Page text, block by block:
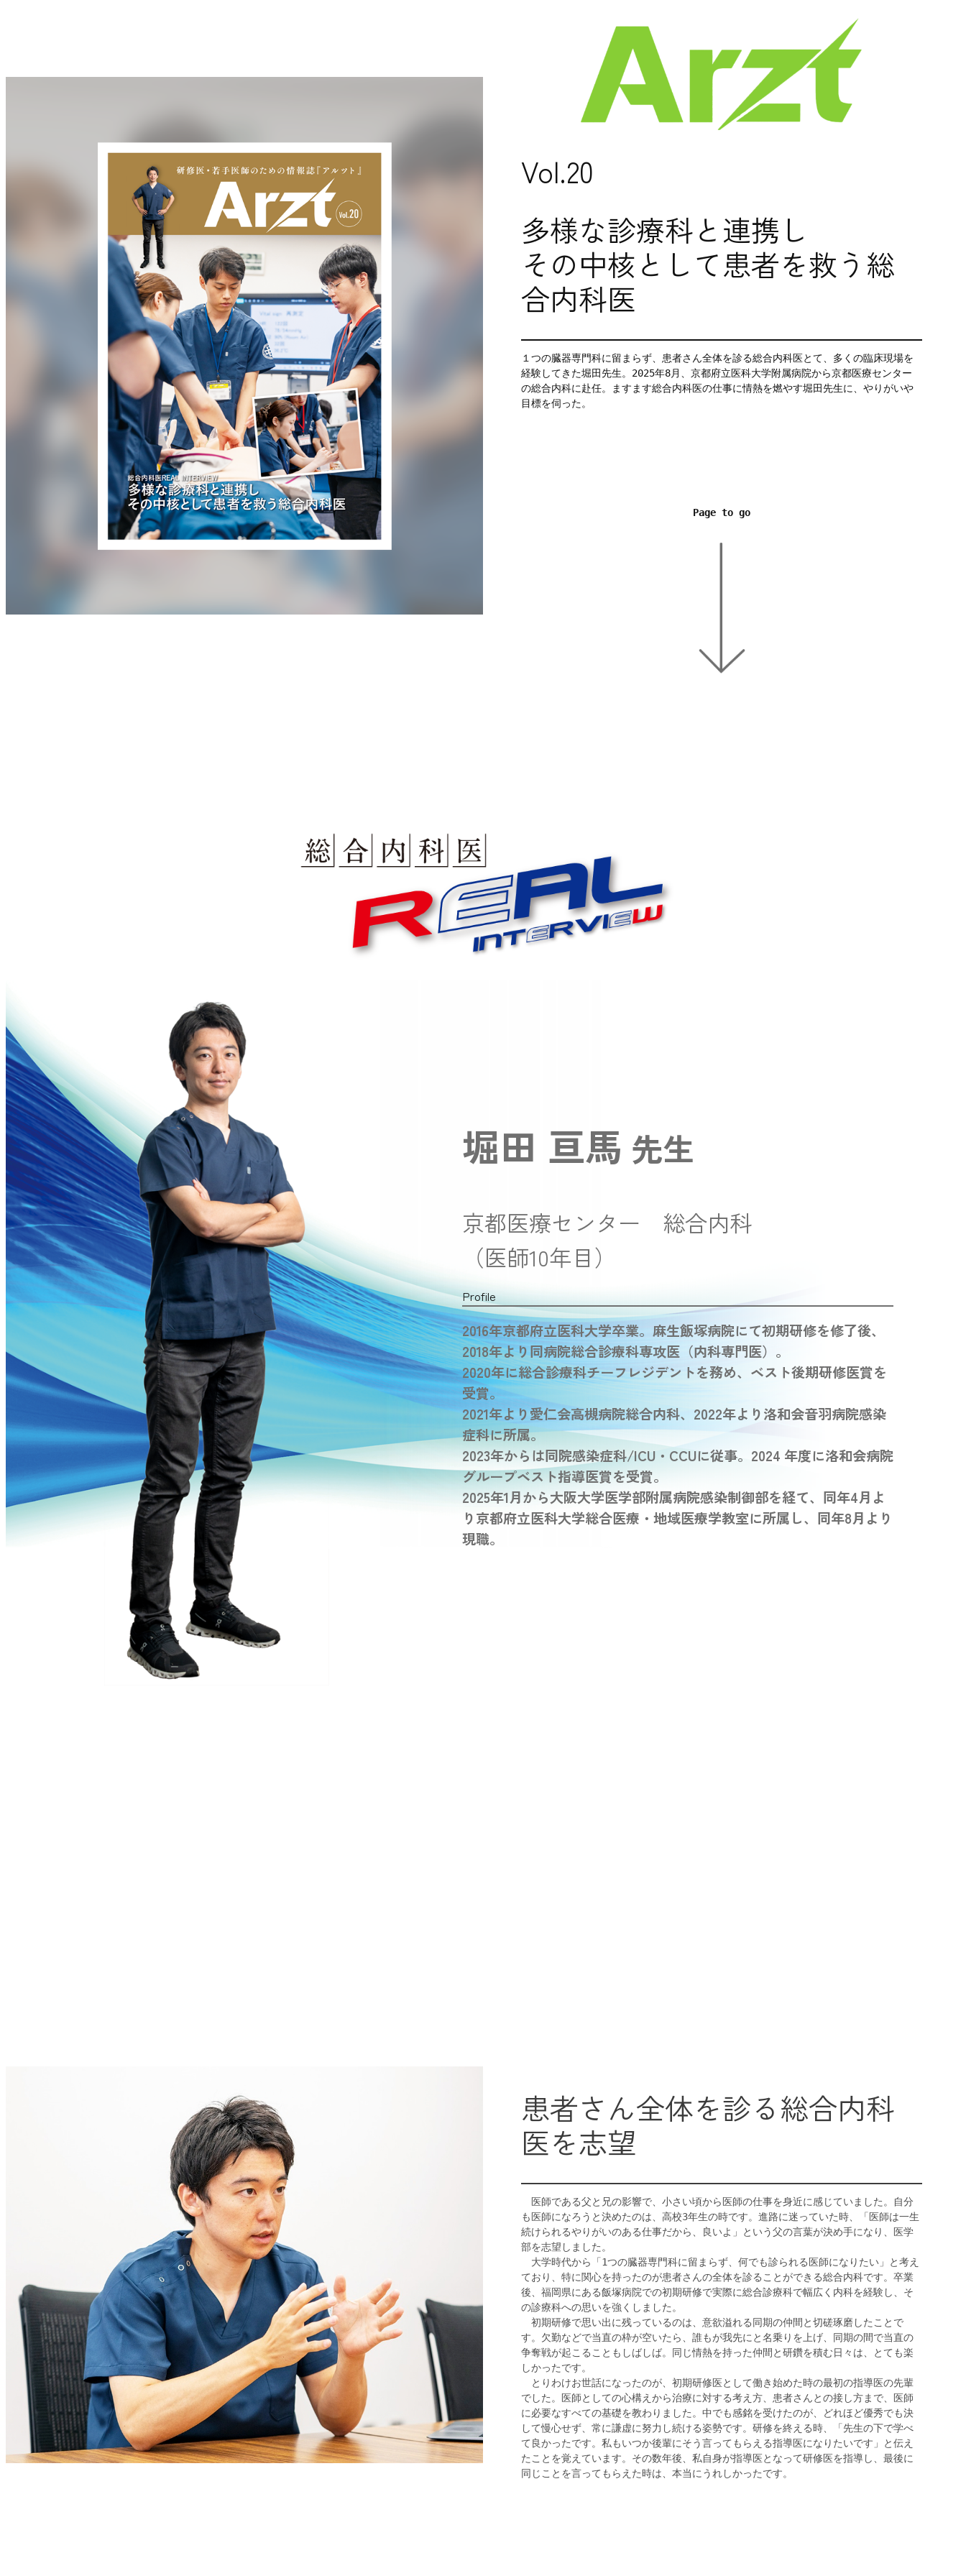
Vol.20
多様な診療科と連携し
その中核として患者を救う総
合内科医
１つの臓器専門科に留まらず、患者さん全体を診る総合内科医とて、多くの臨床現場を
経験してきた堀田先生。2025年8月、京都府立医科大学附属病院から京都医療センター
の総合内科に赴任。ますます総合内科医の仕事に情熱を燃やす堀田先生に、やりがいや
目標を伺った。
Page to go
堀田 亘馬 先生
京都医療センター 総合内科
（医師10年目）
Profile
2016年京都府立医科大学卒業。麻生飯塚病院にて初期研修を修了後、
2018年より同病院総合診療科専攻医（内科専門医）。
2020年に総合診療科チーフレジデントを務め、ベスト後期研修医賞を
受賞。
2021年より愛仁会高槻病院総合内科、2022年より洛和会音羽病院感染
症科に所属。
2023年からは同院感染症科/ICU・CCUに従事。2024 年度に洛和会病院
グループベスト指導医賞を受賞。
2025年1月から大阪大学医学部附属病院感染制御部を経て、同年4月よ
り京都府立医科大学総合医療・地域医療学教室に所属し、同年8月より
現職。
患者さん全体を診る総合内科
医を志望
医師である父と兄の影響で、小さい頃から医師の仕事を身近に感じていました。自分
も医師になろうと決めたのは、高校3年生の時です。進路に迷っていた時、「医師は一生
続けられるやりがいのある仕事だから、良いよ」という父の言葉が決め手になり、医学
部を志望しました。
大学時代から「1つの臓器専門科に留まらず、何でも診られる医師になりたい」と考え
ており、特に関心を持ったのが患者さんの全体を診ることができる総合内科です。卒業
後、福岡県にある飯塚病院での初期研修で実際に総合診療科で幅広く内科を経験し、そ
の診療科への思いを強くしました。
初期研修で思い出に残っているのは、意欲溢れる同期の仲間と切磋琢磨したことで
す。欠勤などで当直の枠が空いたら、誰もが我先にと名乗りを上げ、同期の間で当直の
争奪戦が起こることもしばしば。同じ情熱を持った仲間と研鑽を積む日々は、とても楽
しかったです。
とりわけお世話になったのが、初期研修医として働き始めた時の最初の指導医の先輩
でした。医師としての心構えから治療に対する考え方、患者さんとの接し方まで、医師
に必要なすべての基礎を教わりました。中でも感銘を受けたのが、どれほど優秀でも決
して慢心せず、常に謙虚に努力し続ける姿勢です。研修を終える時、「先生の下で学べ
て良かったです。私もいつか後輩にそう言ってもらえる指導医になりたいです」と伝え
たことを覚えています。その数年後、私自身が指導医となって研修医を指導し、最後に
同じことを言ってもらえた時は、本当にうれしかったです。